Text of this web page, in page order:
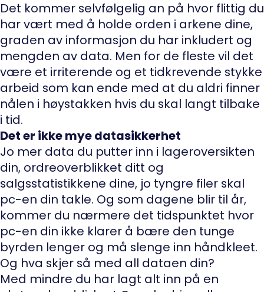
Det kommer selvfølgelig an på hvor flittig du
har vært med å holde orden i arkene dine,
graden av informasjon du har inkludert og
mengden av data. Men for de fleste vil det
være et irriterende og et tidkrevende stykke
arbeid som kan ende med at du aldri finner
nålen i høystakken hvis du skal langt tilbake
i tid.
Det er ikke mye datasikkerhet
Jo mer data du putter inn i lageroversikten
din, ordreoverblikket ditt og
salgsstatistikkene dine, jo tyngre filer skal
pc-en din takle. Og som dagene blir til år,
kommer du nærmere det tidspunktet hvor
pc-en din ikke klarer å bære den tunge
byrden lenger og må slenge inn håndkleet.
Og hva skjer så med all dataen din?
Med mindre du har lagt alt inn på en